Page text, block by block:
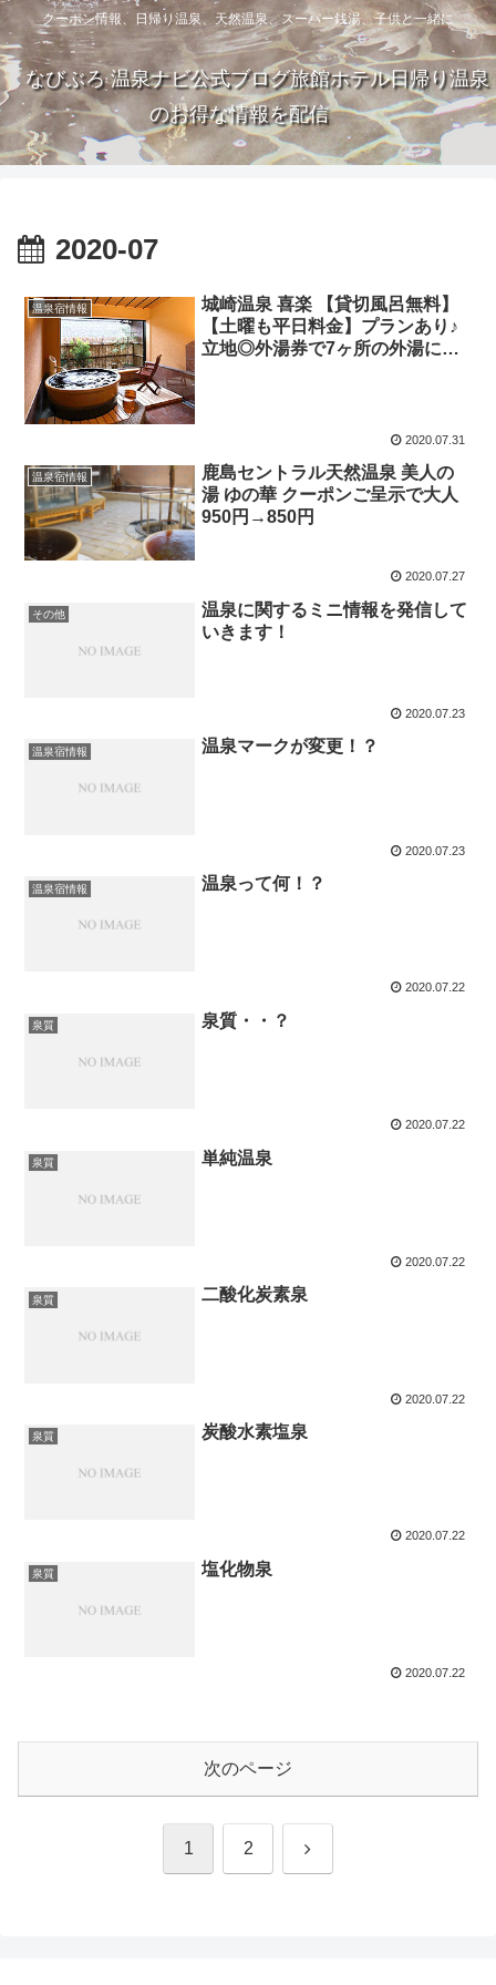
クーポン情報、日帰り温泉、天然温泉、スーパー銭湯、子供と一緒に
なびぶろ 温泉ナビ公式ブログ旅館ホテル日帰り温泉
のお得な情報を配信
2020-07
温泉宿情報
城崎温泉 喜楽 【貸切風呂無料】
【土曜も平日料金】プランあり♪
立地◎外湯券で7ヶ所の外湯に入
2020.07.31
温泉宿情報
鹿島セントラル天然温泉 美人の
湯 ゆの華 クーポンご呈示で大人
950円→850円
2020.07.27
その他
温泉に関するミニ情報を発信して
いきます！
2020.07.23
温泉宿情報 温泉マークが変更！？
2020.07.23
温泉宿情報 温泉って何！？
2020.07.22
泉質 泉質・・？
2020.07.22
泉質 単純温泉
2020.07.22
泉質 二酸化炭素泉
2020.07.22
泉質 炭酸水素塩泉
2020.07.22
泉質 塩化物泉
2020.07.22
次のページ
1 2 次